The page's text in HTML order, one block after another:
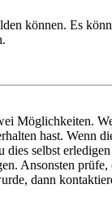
können. Es
Möglichkeiten.
hast. Wenn
selbst
Ansonsten
dann